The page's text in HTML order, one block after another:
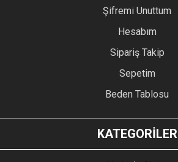
Şifremi Unuttum
Hesabım
Sipariş Takip
Sepetim
Beden Tablosu
KATEGORİLER